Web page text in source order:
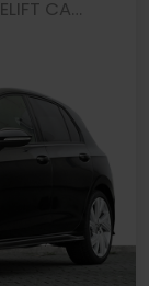
Golf VIII 1.5 R-LINE BLACK STYLE FACELIFT CAM ACC LM18 NAVI